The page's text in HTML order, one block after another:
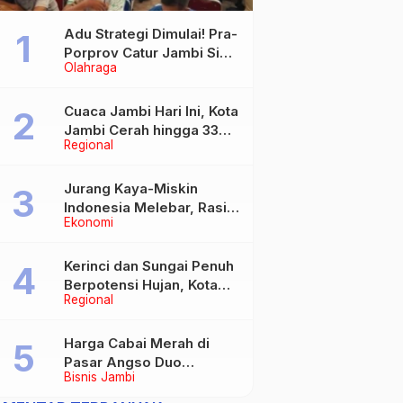
Olahraga
Adu Strategi Dimulai! Pra-
Porprov Catur Jambi Siap
Digelar, Libatkan 72 Atlet
Regional
Cuaca Jambi Hari Ini, Kota
Jambi Cerah hingga 33
Derajat Celsius
Ekonomi
Jurang Kaya-Miskin
Indonesia Melebar, Rasio
Gini Naik Jadi 0,368 pada
Regional
Kerinci dan Sungai Penuh
Berpotensi Hujan, Kota
Jambi Berawan
Bisnis Jambi
Harga Cabai Merah di
Pasar Angso Duo
Tembus Rp40.000 per